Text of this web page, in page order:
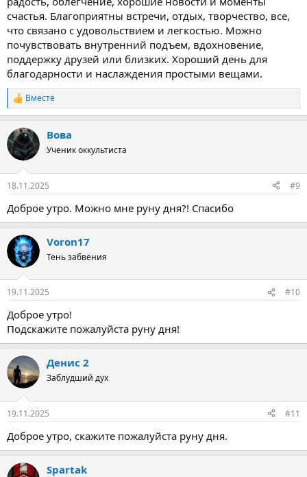
счастья. Благоприятны встречи, отдых, творчество, все,
что связано с удовольствием и легкостью. Можно
почувствовать внутренний подъем, вдохновение,
поддержку друзей или близких. Хороший день для
благодарности и наслаждения простыми вещами.
Р
е
к
ц
и
Вместе
Вова
Ученик оккультиста
18.11.2025 #9
Доброе утро. Можно мне руну дня?! Спасибо
Voron17
Тень забвения
19.11.2025 #10
Доброе утро!
Подскажите пожалуйста руну дня!
Денис 2
Заблудший дух
19.11.2025 #11
Доброе утро, скажите пожалуйста руну дня.
Spartak